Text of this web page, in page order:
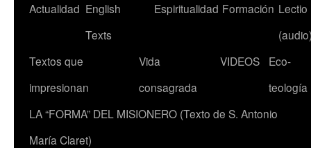
Actualidad English
Texts
Espiritualidad Formación Lectio
Textos que
impresionan
Vida
consagrada
VIDEOS
Eco-
teología
LA “FORMA” DEL MISIONERO (Texto de S. Antonio
María Claret)